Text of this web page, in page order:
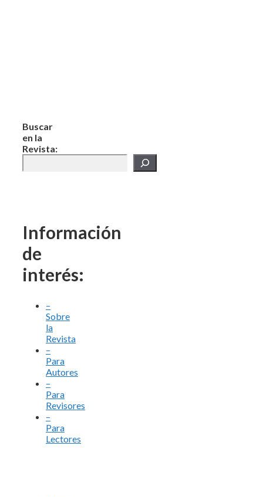
Buscar
en la
Revista:
Información
de
interés:
–
Sobre
la
Revista
–
Para
Autores
–
Para
Revisores
–
Para
Lectores